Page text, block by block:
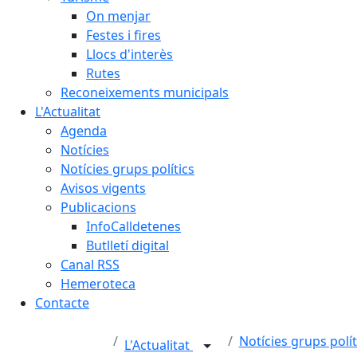
On menjar
Festes i fires
Llocs d'interès
Rutes
Reconeixements municipals
L'Actualitat
Agenda
Notícies
Notícies grups polítics
Avisos vigents
Publicacions
InfoCalldetenes
Butlletí digital
Canal RSS
Hemeroteca
Contacte
L'Actualitat Notícies grups